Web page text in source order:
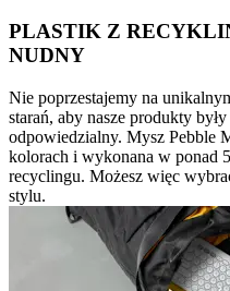
PLASTIK Z
NUDNY
Nie poprzestajemy na
starań, aby nasze produkty
odpowiedzialny. Mysz Pebble
kolorach i wykonana w ponad
recyclingu. Możesz więc
stylu.